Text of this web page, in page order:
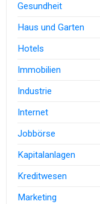
Gesundheit
Haus und Garten
Hotels
Immobilien
Industrie
Internet
Jobbörse
Kapitalanlagen
Kreditwesen
Marketing